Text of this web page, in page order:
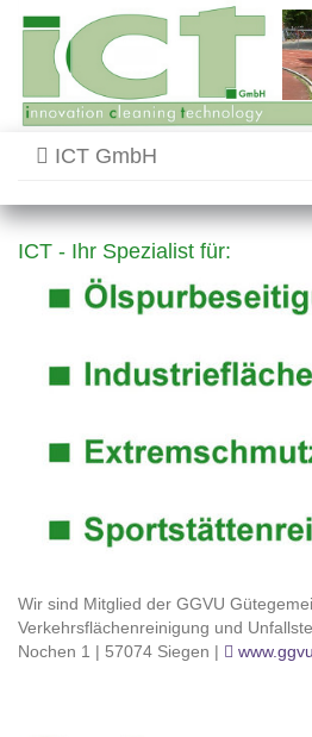
ICT GmbH
ICT - Ihr Spezialist für:
Wir sind Mitglied der GGVU
Verkehrsflächenreinigung und
Nochen 1 | 57074 Siegen |